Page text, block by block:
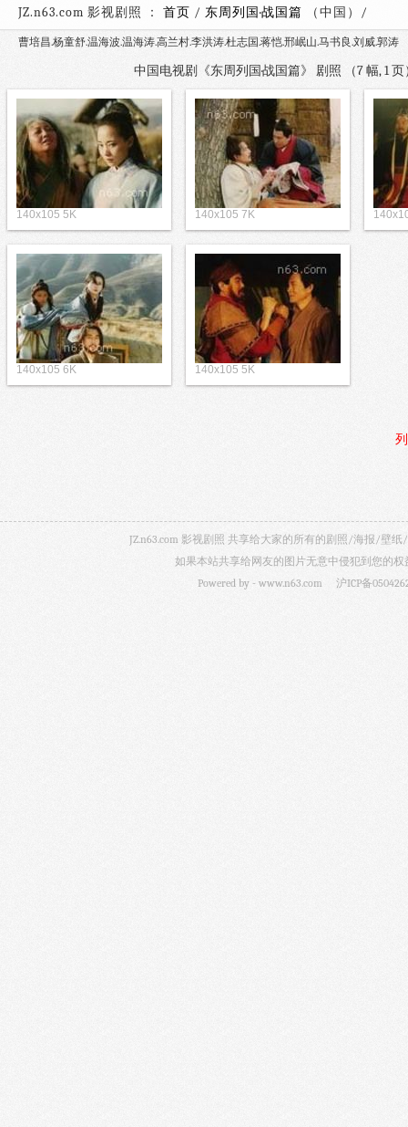
JZ.n63.com 影视剧照 ： 首页 / 东周列国·战国篇 （中
曹培昌.杨童舒.温海波.温海涛.高兰村.李洪涛.杜志国.蒋恺.邢岷山.马书良.刘威.郭涛
中国电视剧《东周列国·战国篇》 剧照 （7 幅, 1
140x105 5K 140x105 7K
140x105 6K 140x105 5K
JZ.n63.com 影视剧照 共享给大家的所有的剧照/海报/壁
如果本站共享给网友的图片无意中侵犯到您的
Powered by - www.n63.com 沪ICP备